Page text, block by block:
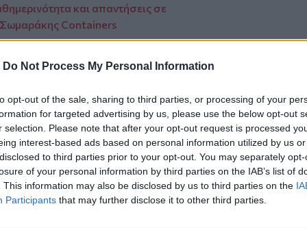
Do Not Process My Personal Information
opt-out of the sale, sharing to third parties, or processing of your
for targeted advertising by us, please use the below opt-out
selection. Please note that after your opt-out request is processed
interest-based ads based on personal information utilized by us
to third parties prior to your opt-out. You may separately
of your personal information by third parties on the IAB’s list of
This information may also be disclosed by us to third parties on the
Participants that may further disclose it to other third parties.
και απαντήσεις σε
Containers
οι αντεγκλήσεις των
Google Newsκαι στοFacebook
μας στοYouTube